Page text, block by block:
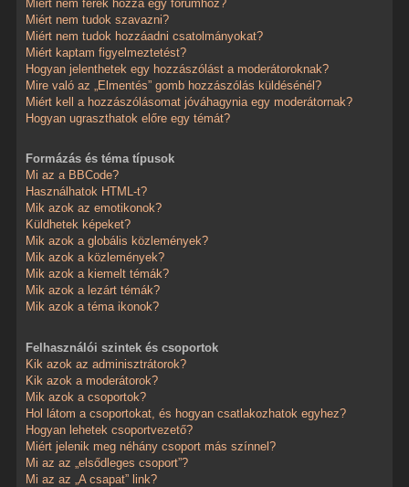
Miért nem férek hozzá egy fórumhoz?
Miért nem tudok szavazni?
Miért nem tudok hozzáadni csatolmányokat?
Miért kaptam figyelmeztetést?
Hogyan jelenthetek egy hozzászólást a moderátoroknak?
Mire való az „Elmentés” gomb hozzászólás küldésénél?
Miért kell a hozzászólásomat jóváhagynia egy moderátornak?
Hogyan ugraszthatok előre egy témát?
Formázás és téma típusok
Mi az a BBCode?
Használhatok HTML-t?
Mik azok az emotikonok?
Küldhetek képeket?
Mik azok a globális közlemények?
Mik azok a közlemények?
Mik azok a kiemelt témák?
Mik azok a lezárt témák?
Mik azok a téma ikonok?
Felhasználói szintek és csoportok
Kik azok az adminisztrátorok?
Kik azok a moderátorok?
Mik azok a csoportok?
Hol látom a csoportokat, és hogyan csatlakozhatok egyhez?
Hogyan lehetek csoportvezető?
Miért jelenik meg néhány csoport más színnel?
Mi az az „elsődleges csoport”?
Mi az az „A csapat” link?